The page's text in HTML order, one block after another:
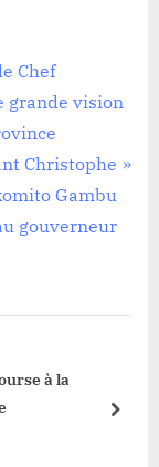
Chef
grande vision
Christophe
Gambu
gouverneur
à la
next